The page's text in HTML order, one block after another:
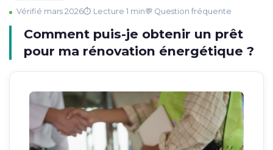
Vérifié mars 2026⏱ Lecture 1 min💬 Question fréquente
Comment puis-je obtenir un prêt
pour ma rénovation énergétique ?